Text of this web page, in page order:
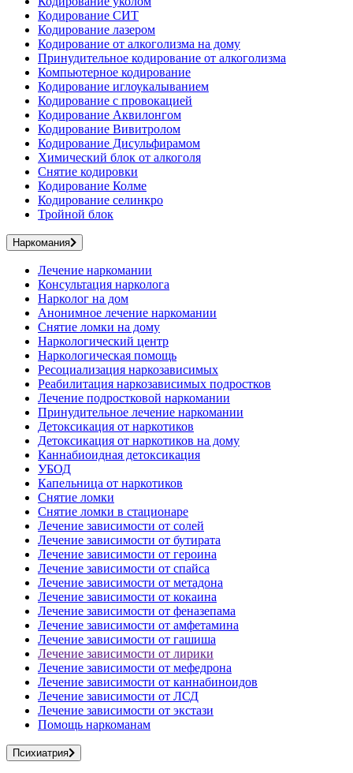
Кодирование СИТ
Кодирование лазером
Кодирование от алкоголизма на дому
Принудительное кодирование от алкоголизма
Компьютерное кодирование
Кодирование иглоукалыванием
Кодирование с провокацией
Кодирование Аквилонгом
Кодирование Вивитролом
Кодирование Дисульфирамом
Химический блок от алкоголя
Снятие кодировки
Кодирование Колме
Кодирование селинкро
Тройной блок
Наркомания
Лечение наркомании
Консультация нарколога
Нарколог на дом
Анонимное лечение наркомании
Снятие ломки на дому
Наркологический центр
Наркологическая помощь
Ресоциализация наркозависимых
Реабилитация наркозависимых подростков
Лечение подростковой наркомании
Принудительное лечение наркомании
Детоксикация от наркотиков
Детоксикация от наркотиков на дому
Каннабиоидная детоксикация
УБОД
Капельница от наркотиков
Снятие ломки
Снятие ломки в стационаре
Лечение зависимости от солей
Лечение зависимости от бутирата
Лечение зависимости от героина
Лечение зависимости от спайса
Лечение зависимости от метадона
Лечение зависимости от кокаина
Лечение зависимости от феназепама
Лечение зависимости от амфетамина
Лечение зависимости от гашиша
Лечение зависимости от лирики
Лечение зависимости от мефедрона
Лечение зависимости от каннабиноидов
Лечение зависимости от ЛСД
Лечение зависимости от экстази
Помощь наркоманам
Психиатрия